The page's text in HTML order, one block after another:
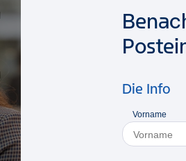
Die Info
Vorname